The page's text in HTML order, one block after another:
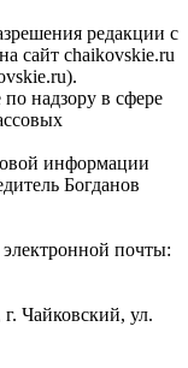
редакции с
сайт chaikovskie.ru
надзору в сфере
информации
Богданов
почты:
Чайковский, ул.